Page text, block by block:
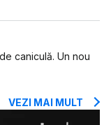
caniculă. Un nou
VEZI MAI MULT